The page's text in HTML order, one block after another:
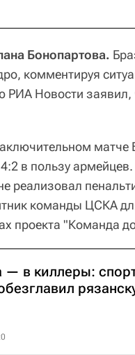
Бонопартова.
комментируя
РИА Новости
матче
в пользу
реализовал
команды ЦСКА
проекта "Команда
— в киллеры: